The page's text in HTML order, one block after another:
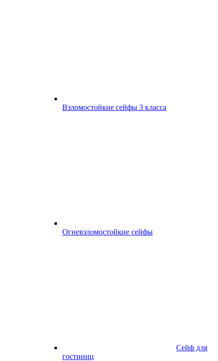
Взломостойкие сейфы 3 класса
Огневзломостойкие сейфы
Сейф для
гостиниц